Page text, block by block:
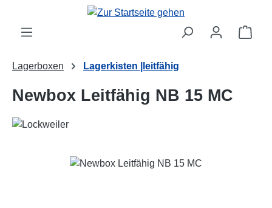
Zum Hauptinhalt springen
Lagerboxen Lagerkisten |leitfähig
Newbox Leitfähig NB 15 MC
Bildergalerie überspringen